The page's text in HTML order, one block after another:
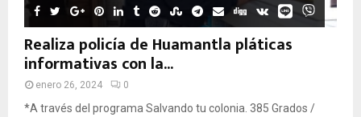
Realiza policía de Huamantla pláticas
informativas con la...
enero 26, 2024 0
*A través del programa Salvando tu colonia. 385 Grados /